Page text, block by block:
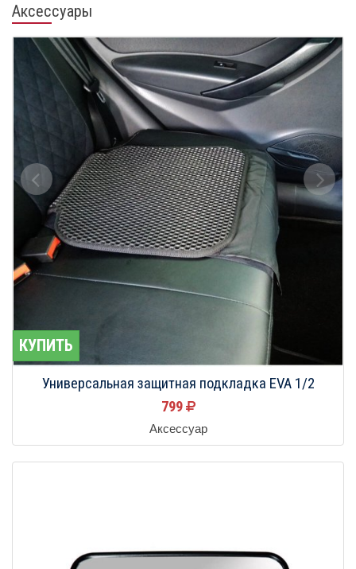
Аксессуары
КУПИТЬ
Универсальная защитная подкладка EVA 1/2
799
Аксессуар